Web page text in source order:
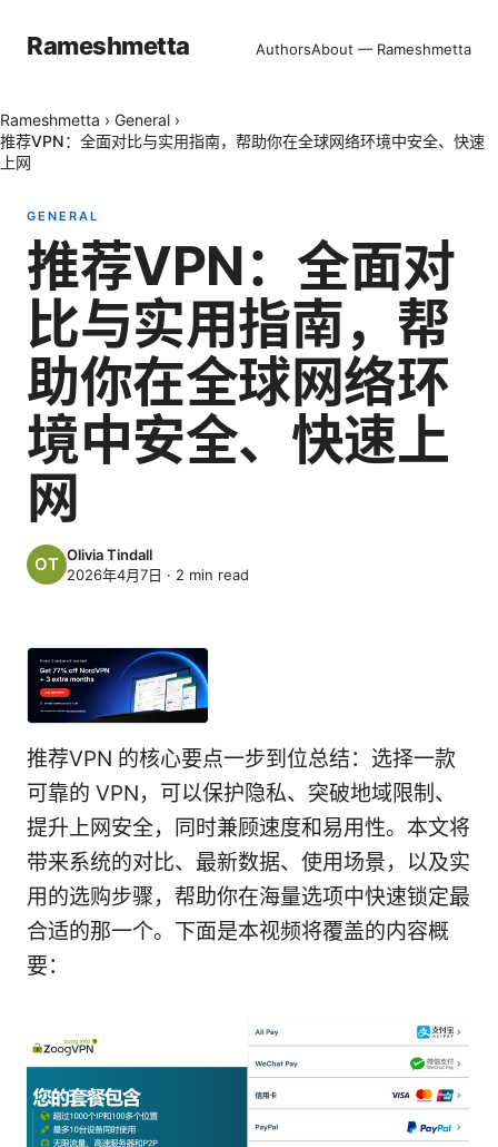
Rameshmetta AuthorsAbout — Rameshmetta
Rameshmetta › General ›
推荐VPN：全面对比与实用指南，帮助你在全球网络环境中安全、快速
上网
GENERAL
推荐VPN：全面对
比与实用指南，帮
助你在全球网络环
境中安全、快速上
网
Olivia Tindall
2026年4月7日 · 2 min read
推荐VPN 的核心要点一步到位总结：选择一款
可靠的 VPN，可以保护隐私、突破地域限制、
提升上网安全，同时兼顾速度和易用性。本文将
带来系统的对比、最新数据、使用场景，以及实
用的选购步骤，帮助你在海量选项中快速锁定最
合适的那一个。下面是本视频将覆盖的内容概
要：